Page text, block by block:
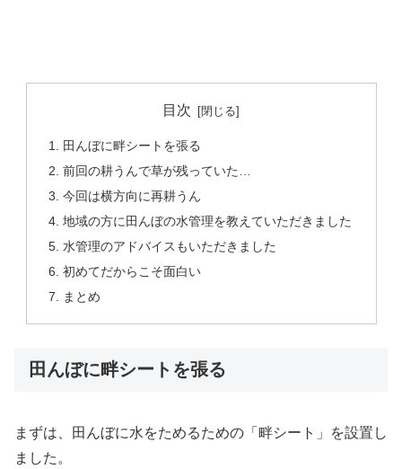
目次
田んぼに畔シートを張る
前回の耕うんで草が残っていた…
今回は横方向に再耕うん
地域の方に田んぼの水管理を教えていただきました
水管理のアドバイスもいただきました
初めてだからこそ面白い
まとめ
田んぼに畔シートを張る
まずは、田んぼに水をためるための「畔シート」を設置し
ました。